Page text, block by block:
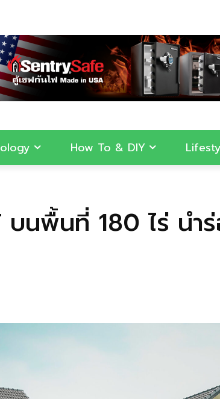
How To & DIY
บนพื้นที่ 180 ไร่ นำ